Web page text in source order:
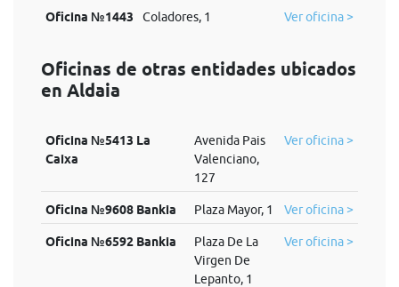
Oficina №1443 Coladores, 1 Ver oficina >
Oficinas de otras entidades ubicados
en Aldaia
Oficina №5413 La
Caixa
Avenida Pais
Valenciano,
127
Ver oficina >
Oficina №9608 Bankia Plaza Mayor, 1 Ver oficina >
Oficina №6592 Bankia
Plaza De La
Virgen De
Lepanto, 1
Ver oficina >